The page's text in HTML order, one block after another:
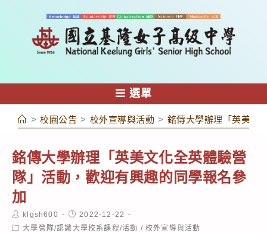
容
選單
> 校園公告 > 校外宣導與活動 > 銘傳大學辦理「英美文
銘傳大學辦理「英美文化全英體驗營
隊」活動，歡迎有興趣的同學報名參
加
Post
author:
klgsh600
Post
published:
2022-12-22
Post大學營隊/認識大學校系課程/活動 / 校外宣導與活動